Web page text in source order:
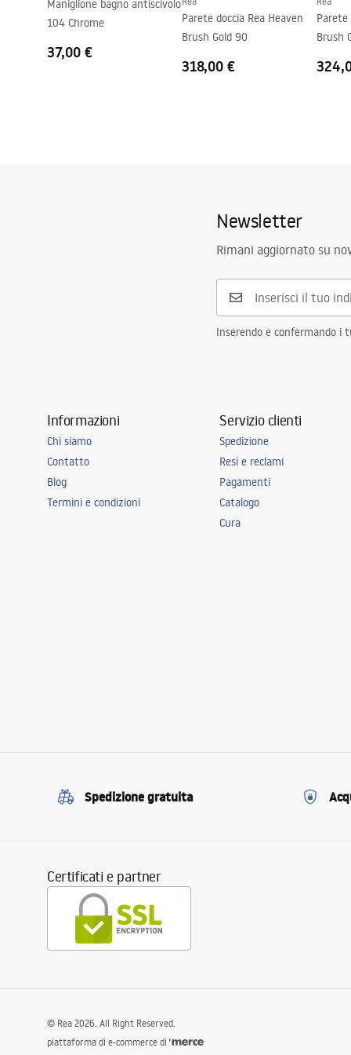
Tecnologia del rivestimento
Distanza dei collegamenti
mm
Modello
Maniglione bagno antiscivolo
104 Chrome
37,00 €
Parete doccia Rea Heaven
Brush Gold 90
318,00 €
Parete
Brush
Newsletter
Rimani aggiornato su
Inserendo e confermando i
Informazioni
Chi siamo
Contatto
Blog
Termini e condizioni
Servizio clienti
Spedizione
Resi e reclami
Pagamenti
Catalogo
Cura
Spedizione gratuita
Certificati e partner
© Rea 2026. All Right Reserved.
piattaforma di e-commerce di